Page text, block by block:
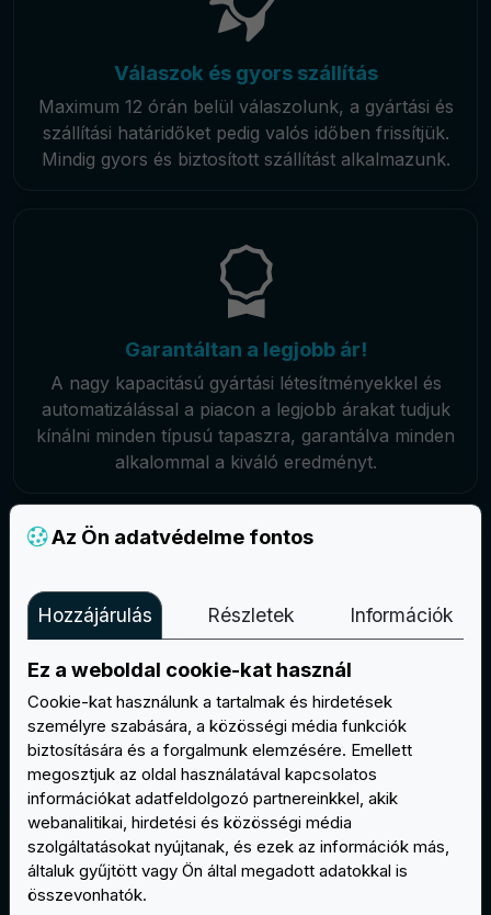
Válaszok és gyors szállítás
Maximum 12 órán belül válaszolunk, a gyártási és
szállítási határidőket pedig valós időben frissítjük.
Mindig gyors és biztosított szállítást alkalmazunk.
Garantáltan a legjobb ár!
A nagy kapacitású gyártási létesítményekkel és
automatizálással a piacon a legjobb árakat tudjuk
kínálni minden típusú tapaszra, garantálva minden
alkalommal a kiváló eredményt.
bármikor kapcsolatba léphet velünk. Minőségi
problémák esetén ingyenes átalakítást vagy
visszatérítést kaphat.
Az Ön adatvédelme fontos
Hozzájárulás Részletek Információk
Ez a weboldal cookie-kat használ
Cookie-kat használunk a tartalmak és hirdetések
személyre szabására, a közösségi média funkciók
biztosítására és a forgalmunk elemzésére. Emellett
megosztjuk az oldal használatával kapcsolatos
információkat adatfeldolgozó partnereinkkel, akik
webanalitikai, hirdetési és közösségi média
szolgáltatásokat nyújtanak, és ezek az információk más,
általuk gyűjtött vagy Ön által megadott adatokkal is
összevonhatók.